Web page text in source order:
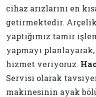
cihaz arızlarını en
getirmektedir. Arçelik
yaptığımız tamir
yapmayı
hizmet veriyoruz.
Servisi olarak
makinesinin ayak